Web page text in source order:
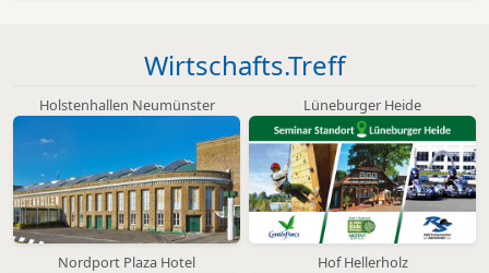
Wirtschafts.Treff
Holstenhallen Neumünster Lüneburger Heide
Nordport Plaza Hotel Hof Hellerholz